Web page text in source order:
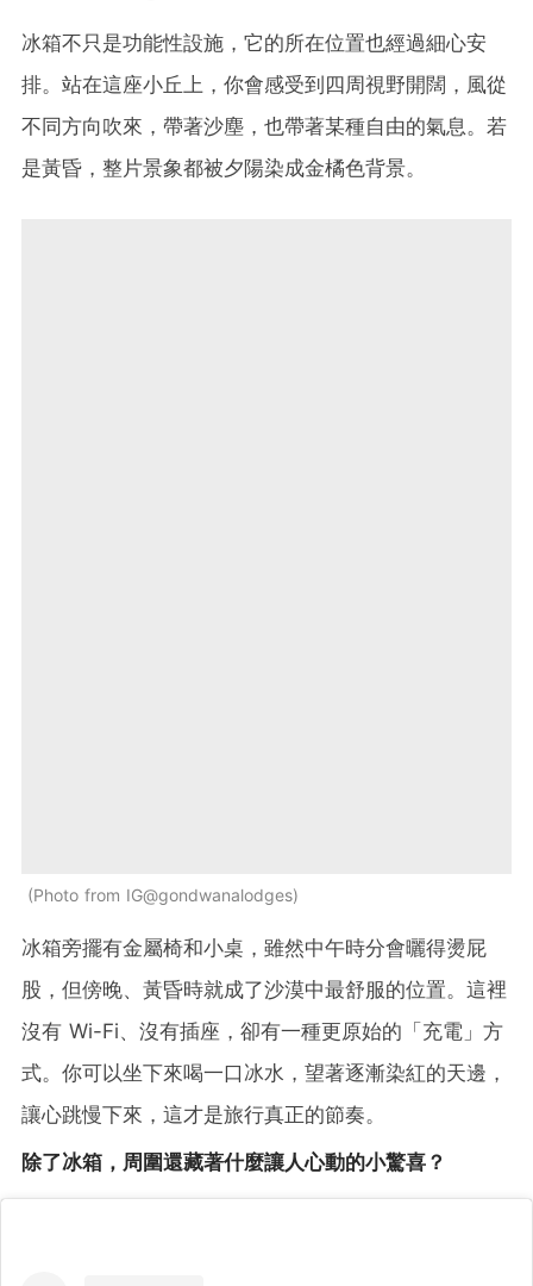
冰箱不只是功能性設施，它的所在位置也經過細心安
排。站在這座小丘上，你會感受到四周視野開闊，風從
不同方向吹來，帶著沙塵，也帶著某種自由的氣息。若
是黃昏，整片景象都被夕陽染成金橘色背景。
Photo from IG@gondwanalodges
冰箱旁擺有金屬椅和小桌，雖然中午時分會曬得燙屁
股，但傍晚、黃昏時就成了沙漠中最舒服的位置。這裡
沒有 Wi-Fi、沒有插座，卻有一種更原始的「充電」方
式。你可以坐下來喝一口冰水，望著逐漸染紅的天邊，
讓心跳慢下來，這才是旅行真正的節奏。
除了冰箱，周圍還藏著什麼讓人心動的小驚喜？